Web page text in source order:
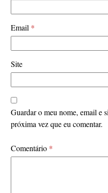
Email *
Site
Guardar o meu nome, email e
próxima vez que eu comentar.
Comentário *